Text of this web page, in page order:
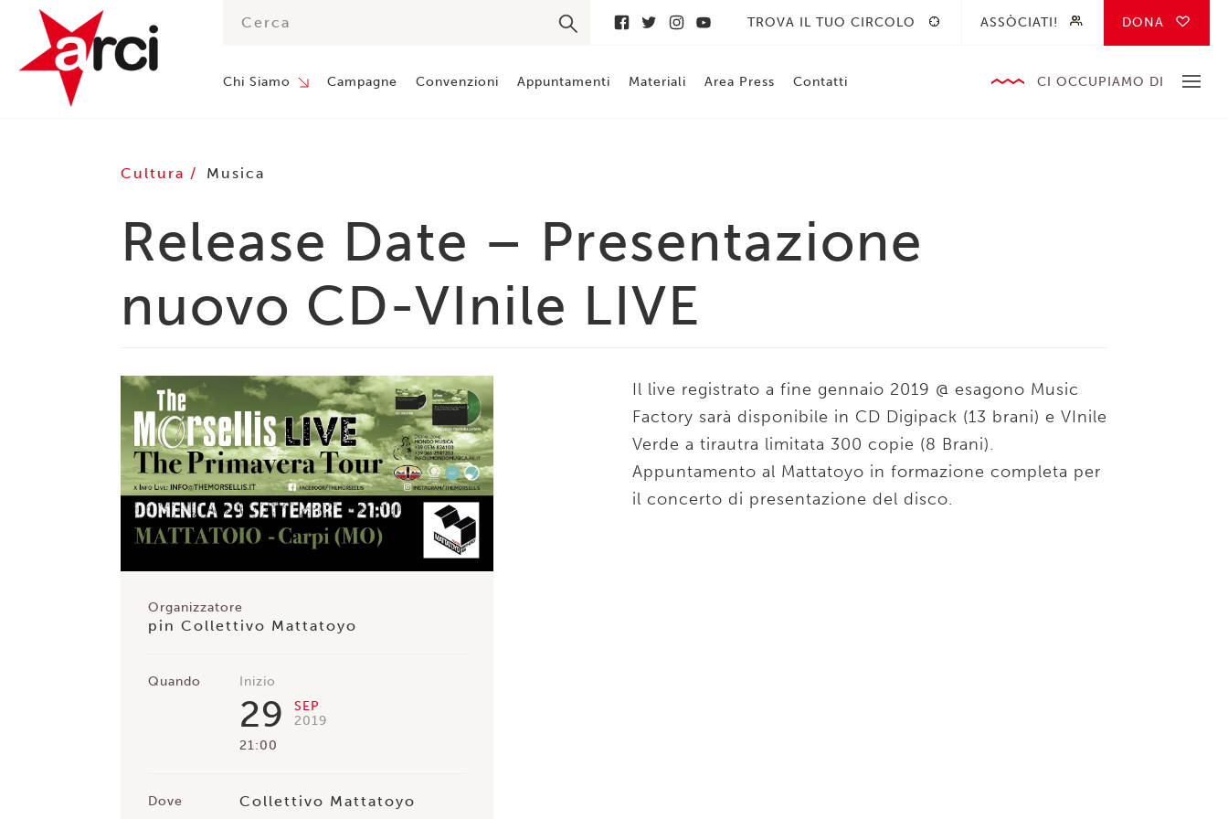
TROVA IL TUO CIRCOLO ASSÒCIATI! DONA
Chi Siamo Campagne Convenzioni Appuntamenti Materiali Area Press Contatti CI OCCUPIAMO DI
Cultura Musica
Release Date – Presentazione
nuovo CD-VInile LIVE
Organizzatore
pin Collettivo Mattatoyo
Quando Inizio
29
SEP
2019
21:00
Dove Collettivo Mattatoyo
Il live registrato a fine gennaio 2019 @ esagono Music
Factory sarà disponibile in CD Digipack (13 brani) e VInile
Verde a tirautra limitata 300 copie (8 Brani).
Appuntamento al Mattatoyo in formazione completa per
il concerto di presentazione del disco.